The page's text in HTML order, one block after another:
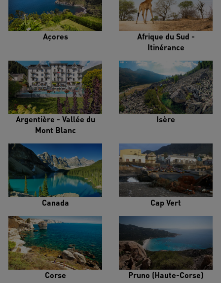
Açores
Afrique du Sud -
Itinérance
Argentière - Vallée du
Mont Blanc
Isère
Canada Cap Vert
Corse Pruno (Haute-Corse)